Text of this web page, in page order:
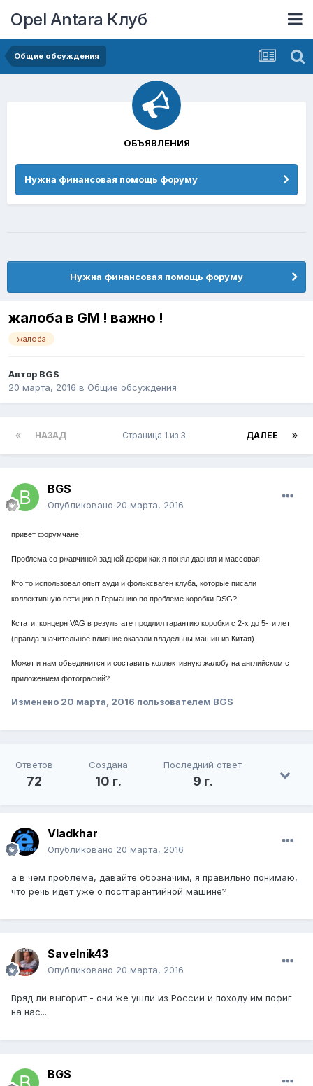
Opel Antara Клуб
Общие обсуждения
Нужна финансовая помощь форуму
жалоба в GM ! важно !
жалоба
Автор BGS
20 марта, 2016 в Общие обсуждения
НАЗАД ДАЛЕЕ
Страница 1 из 3
BGS
Опубликовано 20 марта, 2016
привет форумчане!
Проблема со ржавчиной задней двери как я понял давняя и массовая.
Кто то использовал опыт ауди и фольксваген клуба, которые писали
коллективную петицию в Германию по проблеме коробки DSG?
Кстати, концерн VAG в результате продлил гарантию коробки с 2-х до 5-ти лет
(правда значительное влияние оказали владельцы машин из Китая)
Может и нам объединится и составить коллективную жалобу на английском с
приложением фотографий?
Изменено 20 марта, 2016 пользователем BGS
Ответов
72
Создана
10 г.
Последний ответ
9 г.
Vladkhar
Опубликовано 20 марта, 2016
а в чем проблема, давайте обозначим, я правильно понимаю,
что речь идет уже о постгарантийной машине?
Savelnik43
Опубликовано 20 марта, 2016
Вряд ли выгорит - они же ушли из России и походу им пофиг
на нас...
BGS
ОБЪЯВЛЕНИЯ
Нужна финансовая помощь форуму